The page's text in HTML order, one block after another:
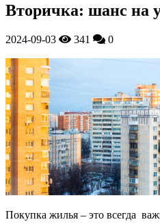
Вторичка: шанс на
2024-09-03 341 0
Покупка жилья – это всегда